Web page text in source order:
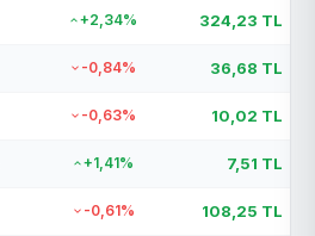
+2,34% 324,23 TL
-0,84% 36,68 TL
-0,63% 10,02 TL
+1,41% 7,51 TL
-0,61% 108,25 TL